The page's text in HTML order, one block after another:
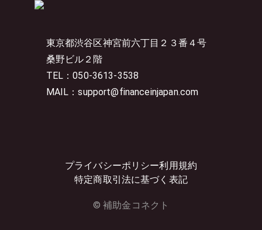
東京都渋谷区神宮前六丁目２３番４号
桑野ビル２階
TEL：050-3613-3538
MAIL：support@financeinjapan.com
プライバシーポリシー利用規約
特定商取引法に基づく表記
© 補助金コネクト